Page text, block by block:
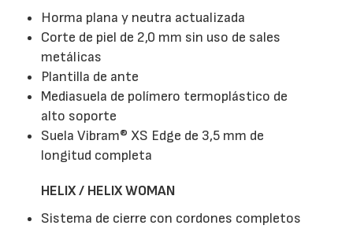
Horma plana y neutra actualizada
Corte de piel de 2,0 mm sin uso de sales
metálicas
Plantilla de ante
Mediasuela de polímero termoplástico de
alto soporte
Suela Vibram® XS Edge de 3,5 mm de
longitud completa
HELIX / HELIX WOMAN
Sistema de cierre con cordones completos